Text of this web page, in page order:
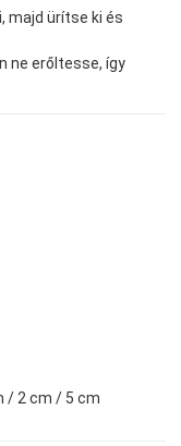
majd ürítse ki és
ne erőltesse, így
/ 2 cm / 5 cm